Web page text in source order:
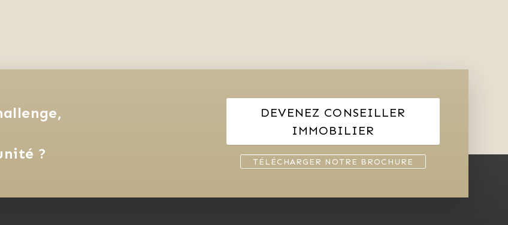
?
DEVENEZ CONSEILLER
IMMOBILIER
TÉLÉCHARGER NOTRE BROCHURE